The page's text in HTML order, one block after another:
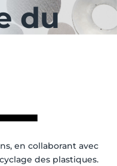
du
en collaborant avec
des plastiques.